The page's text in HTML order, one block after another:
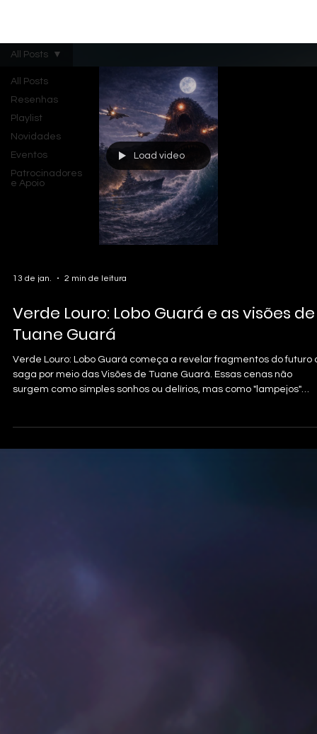
All Posts
Resenhas
Playlist
Novidades
Eventos
Patrocinadores
e Apoio
All Posts
Load video
13 de jan. 2 min de leitura
Verde Louro: Lobo Guará e as visões de
Tuane Guará
Verde Louro: Lobo Guará começa a revelar fragmentos do futuro
saga por meio das Visões de Tuane Guará. Essas cenas não
surgem como simples sonhos ou delírios, mas como "lampejos"